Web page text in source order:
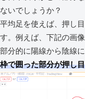
ないでしょうか？
平均足を使えば、押し
す。例えば、下記の画
部分的に陽線から陰線
枠で囲った部分が押し